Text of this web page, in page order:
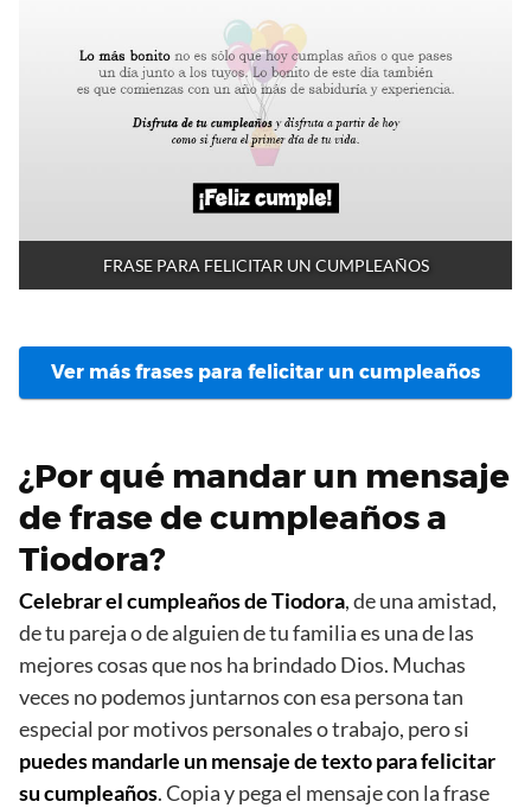
FRASE PARA FELICITAR UN CUMPLEAÑOS
Ver más frases para felicitar un cumpleaños
¿Por qué mandar un mensaje
de frase de cumpleaños a
Tiodora?
Celebrar el cumpleaños de Tiodora, de una amistad,
de tu pareja o de alguien de tu familia es una de las
mejores cosas que nos ha brindado Dios. Muchas
veces no podemos juntarnos con esa persona tan
especial por motivos personales o trabajo, pero si
puedes mandarle un mensaje de texto para felicitar
su cumpleaños. Copia y pega el mensaje con la frase